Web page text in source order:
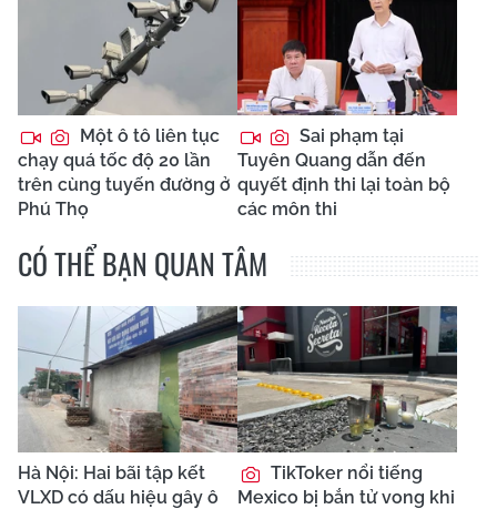
Một ô tô liên tục
chạy quá tốc độ 20 lần
trên cùng tuyến đường ở
Phú Thọ
Sai phạm tại
Tuyên Quang dẫn đến
quyết định thi lại toàn bộ
các môn thi
CÓ THỂ BẠN QUAN TÂM
Hà Nội: Hai bãi tập kết
VLXD có dấu hiệu gây ô
TikToker nổi tiếng
Mexico bị bắn tử vong khi